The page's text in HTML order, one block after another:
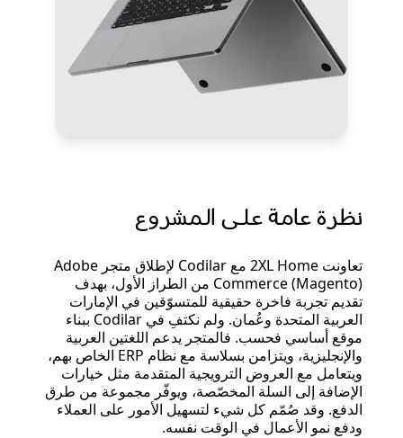
نظرة عامة على المشروع
تعاونت 2XL Home مع Codilar لإطلاق متجر Adobe
Commerce (Magento) من الطراز الأول، بهدف
تقديم تجربة فاخرة حقيقية للمتسوّقين في الإمارات
العربية المتحدة وعُمان. ولم نكتفِ في Codilar ببناء
موقع أساسي فحسب. فالمتجر يدعم اللغتين العربية
والإنجليزية، ويتزامن بسلاسة مع نظام ERP الخاص بهم،
ويتعامل مع العروض الترويجية المتقدمة مثل خيارات
الإضافة إلى السلة المخصّصة، ويوفّر مجموعة من طرق
الدفع. وقد صُمّم كل شيء لتسهيل الأمور على العملاء
ودفع نمو الأعمال في الوقت نفسه.